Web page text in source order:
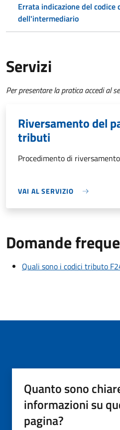
Errata indicazione del
dell'intermediario
Servizi
Per presentare la pratica accedi al
Riversamento del
tributi
Procedimento di
VAI AL SERVIZIO
Domande
Quali sono i codici tributo
Quanto sono
informazioni su
pagina?